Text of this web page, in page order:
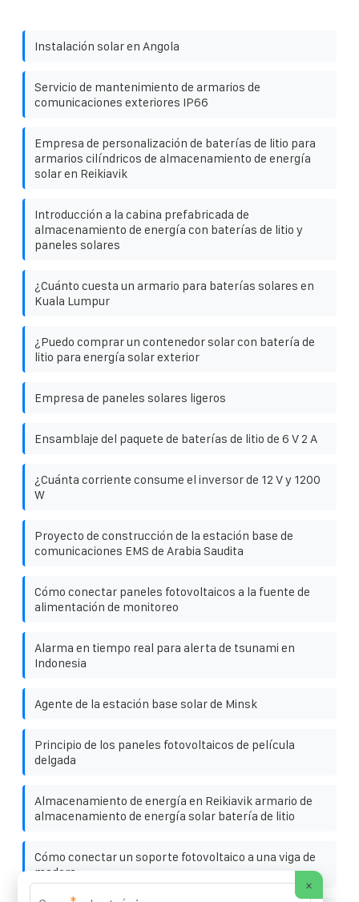
Instalación solar en Angola
Servicio de mantenimiento de armarios de
comunicaciones exteriores IP66
Empresa de personalización de baterías de litio para
armarios cilíndricos de almacenamiento de energía
solar en Reikiavik
Introducción a la cabina prefabricada de
almacenamiento de energía con baterías de litio y
paneles solares
¿Cuánto cuesta un armario para baterías solares en
Kuala Lumpur
¿Puedo comprar un contenedor solar con batería de
litio para energía solar exterior
Empresa de paneles solares ligeros
Ensamblaje del paquete de baterías de litio de 6 V 2 A
¿Cuánta corriente consume el inversor de 12 V y 1200
W
Proyecto de construcción de la estación base de
comunicaciones EMS de Arabia Saudita
Cómo conectar paneles fotovoltaicos a la fuente de
alimentación de monitoreo
Alarma en tiempo real para alerta de tsunami en
Indonesia
Agente de la estación base solar de Minsk
Principio de los paneles fotovoltaicos de película
delgada
Almacenamiento de energía en Reikiavik armario de
almacenamiento de energía solar batería de litio
Cómo conectar un soporte fotovoltaico a una viga de
madera
×